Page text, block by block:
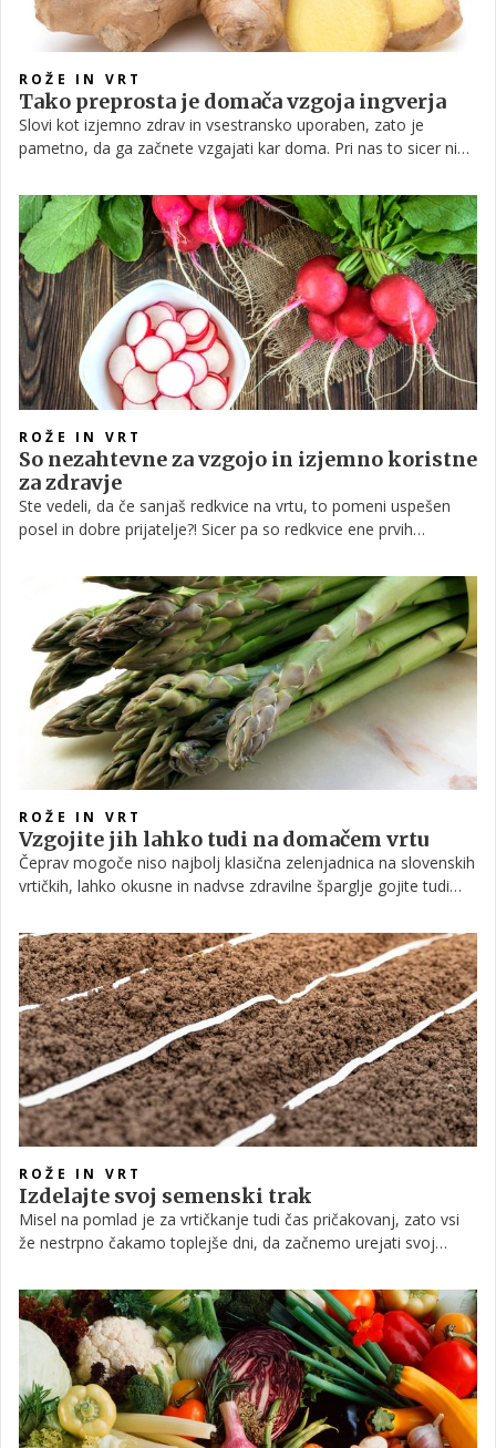
ROŽE IN VRT
Tako preprosta je domača vzgoja ingverja
Slovi kot izjemno zdrav in vsestransko uporaben, zato je
pametno, da ga začnete vzgajati kar doma. Pri nas to sicer ni
je vzgoja te aromatične rastline v loncih.
ROŽE IN VRT
So nezahtevne za vzgojo in izjemno koristne
za zdravje
Ste vedeli, da če sanjaš redkvice na vrtu, to pomeni uspešen
posel in dobre prijatelje?! Sicer pa so redkvice ene prvih
ROŽE IN VRT
Vzgojite jih lahko tudi na domačem vrtu
Čeprav mogoče niso najbolj klasična zelenjadnica na slovenskih
vrtičkih, lahko okusne in nadvse zdravilne šparglje gojite tudi
zanje skrbeti in še kup drugih nasvetov in trikov najdete v
nadaljevanju.
ROŽE IN VRT
Izdelajte svoj semenski trak
Misel na pomlad je za vrtičkanje tudi čas pričakovanj, zato vsi
že nestrpno čakamo toplejše dni, da začnemo urejati svoj